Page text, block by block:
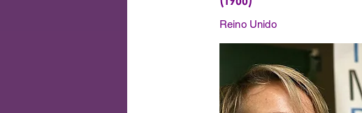
Reino Unido